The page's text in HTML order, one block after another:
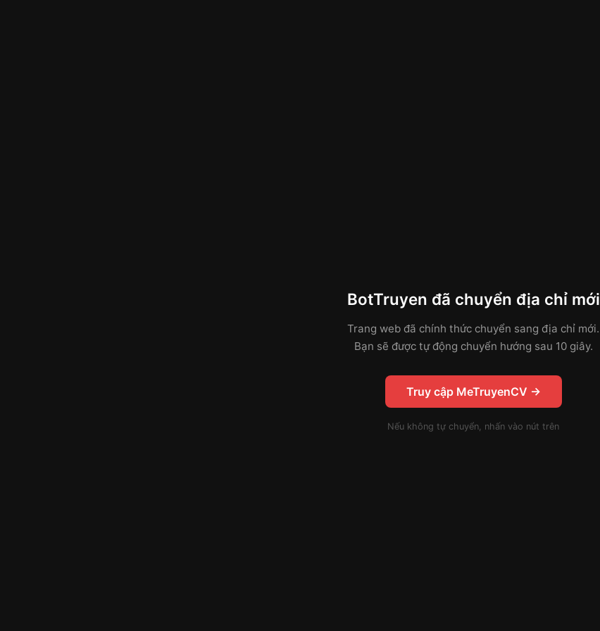
BotTruyen đã chuyển địa chỉ mới
Trang web đã chính thức chuyển sang địa chỉ mới.
Bạn sẽ được tự động chuyển hướng sau 10 giây.
Truy cập MeTruyenCV →
Nếu không tự chuyển, nhấn vào nút trên